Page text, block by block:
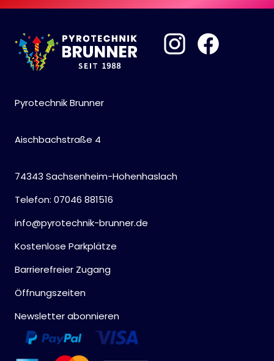
Pyrotechnik Brunner
Aischbachstraße 4
74343 Sachsenheim-Hohenhaslach
Telefon: 07046 881516
info@pyrotechnik-brunner.de
Kostenlose Parkplätze
Barrierefreier Zugang
Öffnungszeiten
Newsletter abonnieren